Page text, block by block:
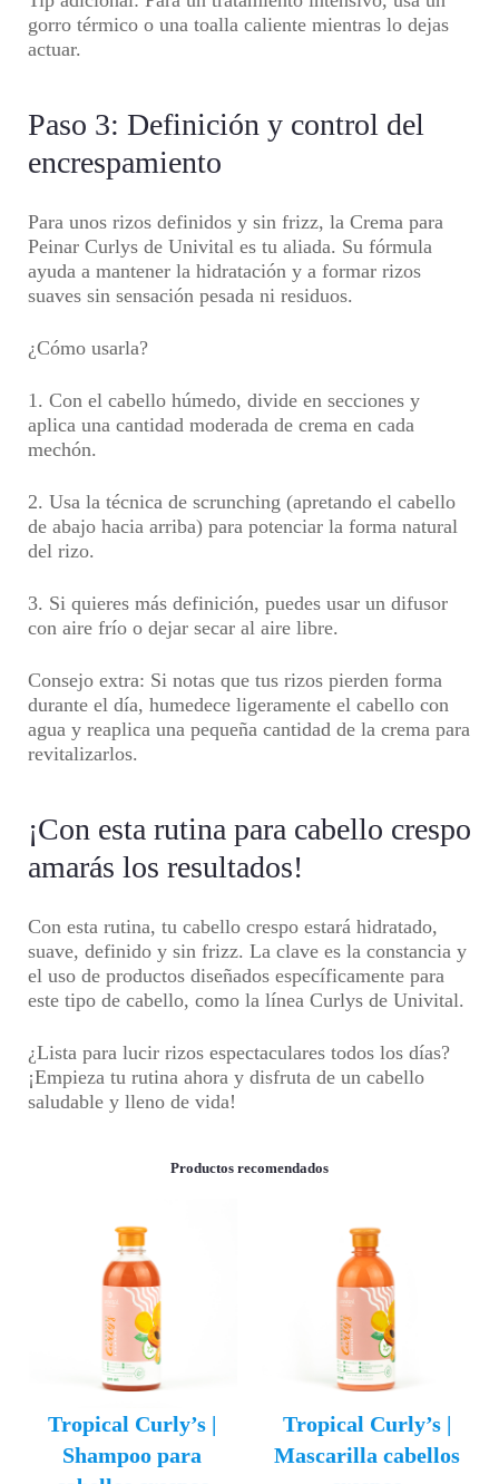
gorro térmico o una toalla caliente mientras lo dejas
actuar.
Paso 3: Definición y control del
encrespamiento
Para unos rizos definidos y sin frizz, la Crema para
Peinar Curlys de Univital es tu aliada. Su fórmula
ayuda a mantener la hidratación y a formar rizos
suaves sin sensación pesada ni residuos.
¿Cómo usarla?
1. Con el cabello húmedo, divide en secciones y
aplica una cantidad moderada de crema en cada
mechón.
2. Usa la técnica de scrunching (apretando el cabello
de abajo hacia arriba) para potenciar la forma natural
del rizo.
3. Si quieres más definición, puedes usar un difusor
con aire frío o dejar secar al aire libre.
Consejo extra: Si notas que tus rizos pierden forma
durante el día, humedece ligeramente el cabello con
agua y reaplica una pequeña cantidad de la crema para
revitalizarlos.
¡Con esta rutina para cabello crespo
amarás los resultados!
Con esta rutina, tu cabello crespo estará hidratado,
suave, definido y sin frizz. La clave es la constancia y
el uso de productos diseñados específicamente para
este tipo de cabello, como la línea Curlys de Univital.
¿Lista para lucir rizos espectaculares todos los días?
¡Empieza tu rutina ahora y disfruta de un cabello
saludable y lleno de vida!
Productos recomendados
Tropical Curly’s |
Shampoo para
Tropical Curly’s |
Mascarilla cabellos